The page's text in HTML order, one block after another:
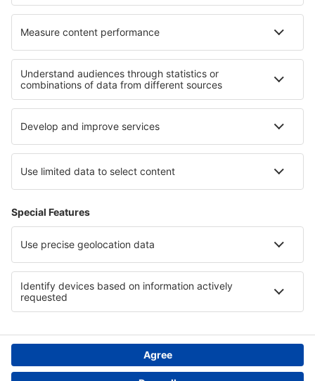
Cazare în Boncelles Cazare în Key Colony Beach.
Cele mai bune locuri de cazare - regiuni
Cazare in Kemeri National Park Cazare in Gauja National Park
Cazare in Table Bay Cazare în Val Cenis
Cazare in Przemyskie Mountains Cazare în Lituania